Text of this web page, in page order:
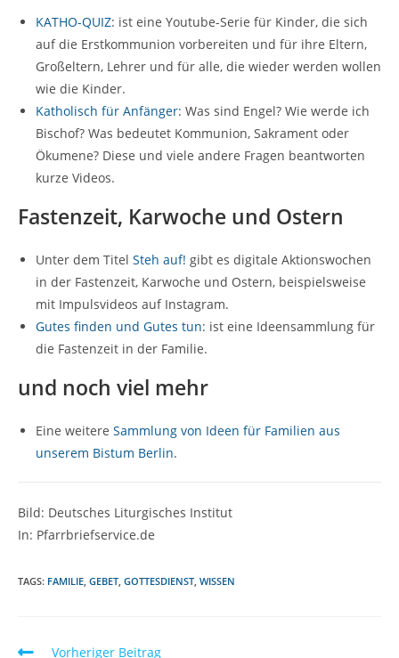
KATHO-QUIZ: ist eine Youtube-Serie für Kinder, die sich
auf die Erstkommunion vorbereiten und für ihre Eltern,
Großeltern, Lehrer und für alle, die wieder werden wollen
wie die Kinder.
Katholisch für Anfänger: Was sind Engel? Wie werde ich
Bischof? Was bedeutet Kommunion, Sakrament oder
Ökumene? Diese und viele andere Fragen beantworten
kurze Videos.
Fastenzeit, Karwoche und Ostern
Unter dem Titel Steh auf! gibt es digitale Aktionswochen
in der Fastenzeit, Karwoche und Ostern, beispielsweise
mit Impulsvideos auf Instagram.
Gutes finden und Gutes tun: ist eine Ideensammlung für
die Fastenzeit in der Familie.
und noch viel mehr
Eine weitere Sammlung von Ideen für Familien aus
unserem Bistum Berlin.
Bild: Deutsches Liturgisches Institut
In: Pfarrbriefservice.de
TAGS: FAMILIE, GEBET, GOTTESDIENST, WISSEN
Vorheriger Beitrag